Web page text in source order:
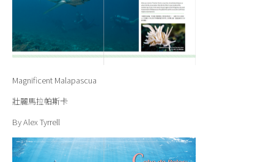
Magnificent Malapascua
壯麗馬拉帕斯卡
By Alex Tyrrell